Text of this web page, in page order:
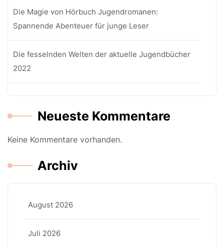
Die Magie von Hörbuch Jugendromanen:
Spannende Abenteuer für junge Leser
Die fesselnden Welten der aktuelle Jugendbücher
2022
Neueste Kommentare
Keine Kommentare vorhanden.
Archiv
August 2026
Juli 2026